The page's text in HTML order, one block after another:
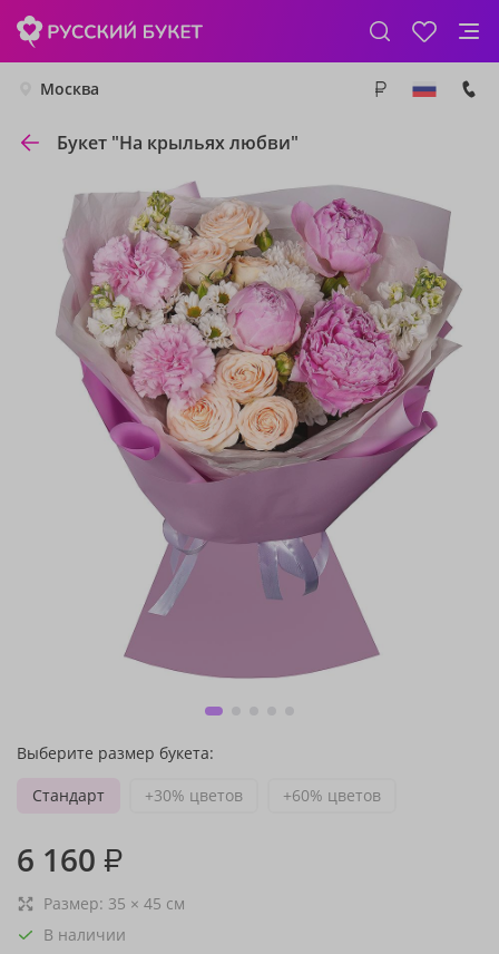
Москва
Букет "На крыльях любви"
Выберите размер букета:
Стандарт
+30% цветов +60% цветов
6 160 ₽
Размер: 35 × 45 см
В наличии